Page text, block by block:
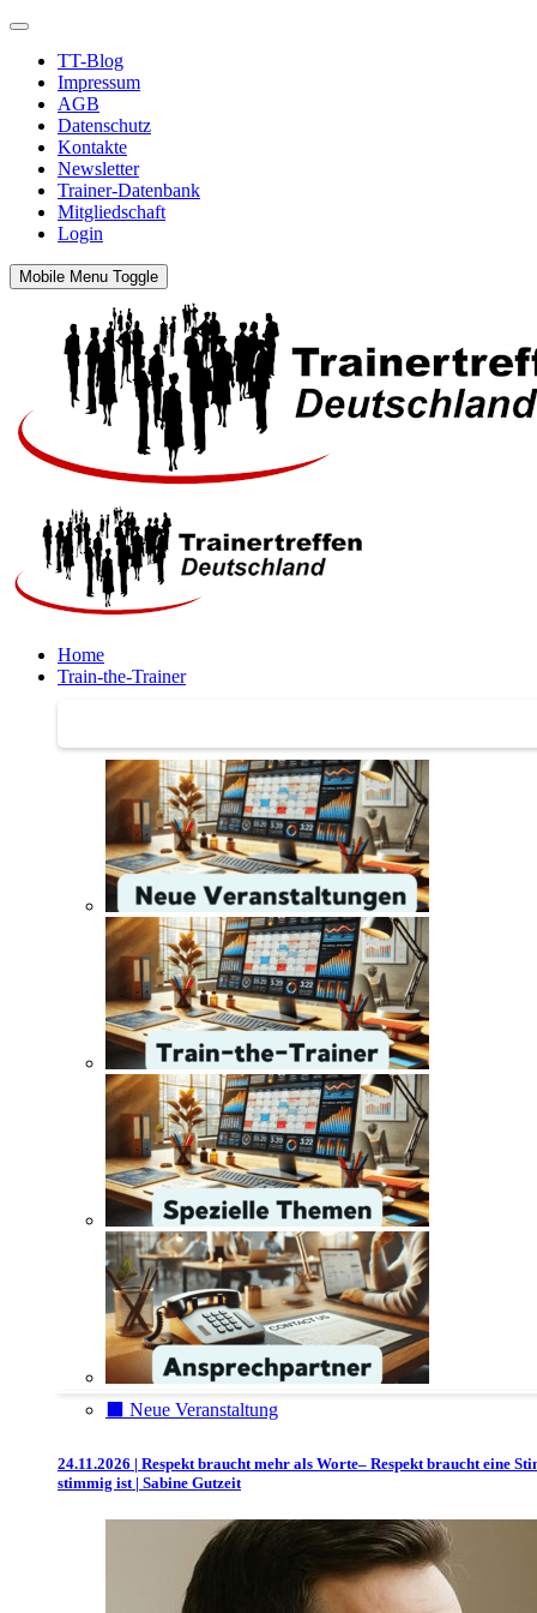
TT-Blog
Impressum
AGB
Datenschutz
Kontakte
Newsletter
Trainer-Datenbank
Mitgliedschaft
Login
Mobile Menu Toggle
Home
Train-the-Trainer
⬛️ Neue Veranstaltung
24.11.2026 | Respekt braucht mehr als Worte– Respekt braucht eine
stimmig ist | Sabine Gutzeit